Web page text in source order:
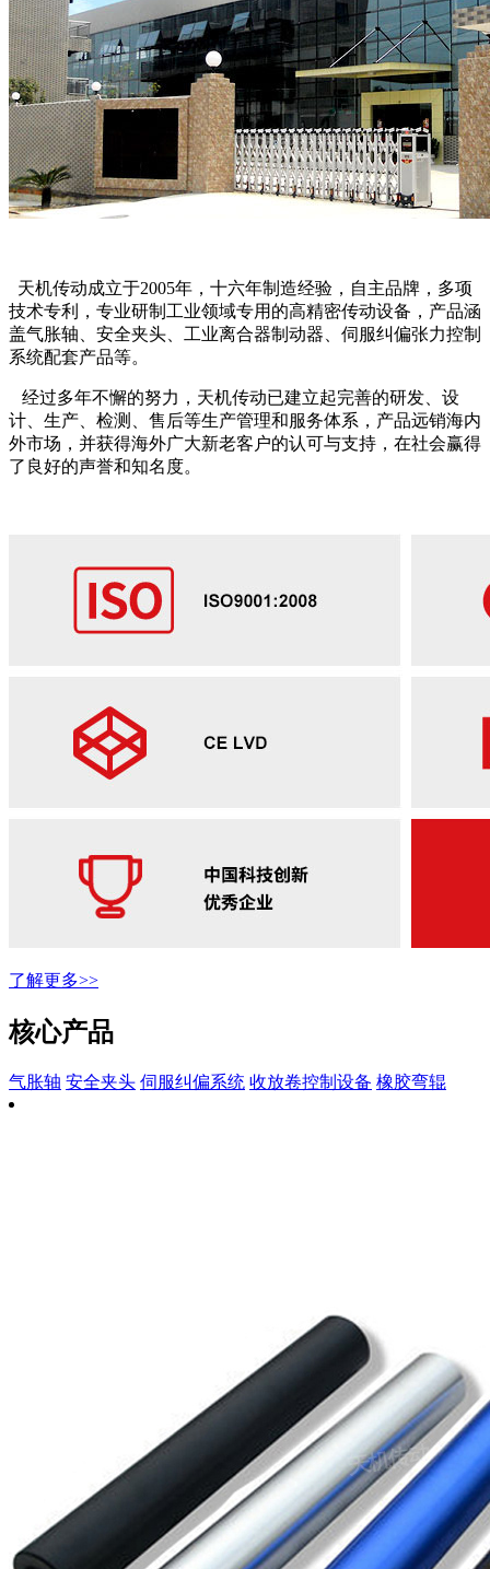
天机传动成立于2005年，十六年制造经验，自主品牌，多项
技术专利，专业研制工业领域专用的高精密传动设备，产品涵
盖气胀轴、安全夹头、工业离合器制动器、伺服纠偏张力控制
系统配套产品等。
经过多年不懈的努力，天机传动已建立起完善的研发、设
计、生产、检测、售后等生产管理和服务体系，产品远销海内
外市场，并获得海外广大新老客户的认可与支持，在社会赢得
了良好的声誉和知名度。
了解更多>>
核心产品
气胀轴 安全夹头 伺服纠偏系统 收放卷控制设备 橡胶弯辊